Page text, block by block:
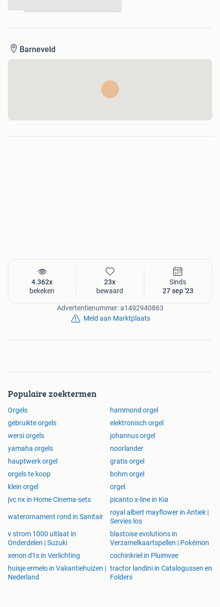
Barneveld
4.362x
bekeken
23x
bewaard
Sinds
27 sep '23
Advertentienummer: a1492940863
Meld aan Marktplaats
Populaire zoektermen
Orgels
hammond orgel
gebruikte orgels
elektronisch orgel
wersi orgels
johannus orgel
yamaha orgels
noorlander
hauptwerk orgel
gratis orgel
orgels te koop
bohm orgel
klein orgel
orgel
jvc nx in Home Cinema-sets
picanto x-line in Kia
waterornament rond in Sanitair
royal albert mayflower in Antiek |
Servies los
v strom 1000 uitlaat in
Onderdelen | Suzuki
blastoise evolutions in
Verzamelkaartspellen | Pokémon
xenon d1s in Verlichting
cochinkriel in Pluimvee
huisje ermelo in Vakantiehuizen |
Nederland
tractor landini in Catalogussen en
Folders